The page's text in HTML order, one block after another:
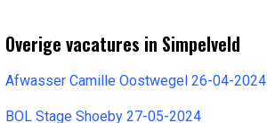
Overige vacatures in Simpelveld
Afwasser Camille Oostwegel 26-04-2024
BOL Stage Shoeby 27-05-2024